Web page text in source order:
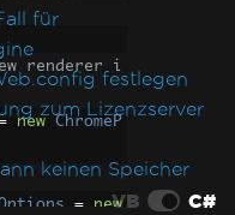
für
festlegen
zum Lizenzserver
keinen Speicher
renderer i
new
ChromeP
=
newVB C#